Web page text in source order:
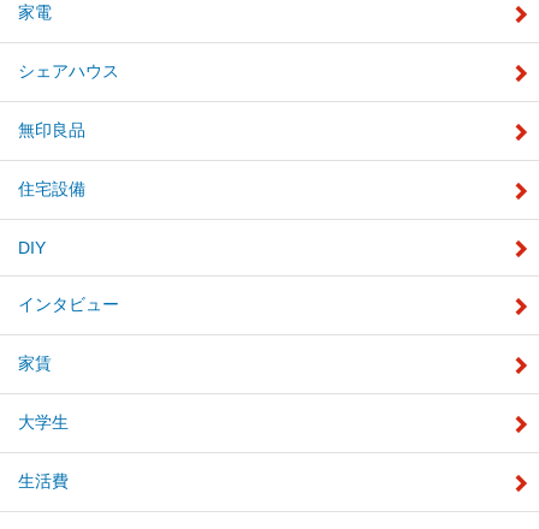
家電
シェアハウス
無印良品
住宅設備
DIY
インタビュー
家賃
大学生
生活費